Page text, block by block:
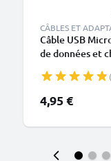
CÂBLES ET
Câble USB
de données et
4,95 €